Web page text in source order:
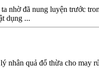
nhờ đã nung luyện trước
dụng ...
quả đổ thừa cho may